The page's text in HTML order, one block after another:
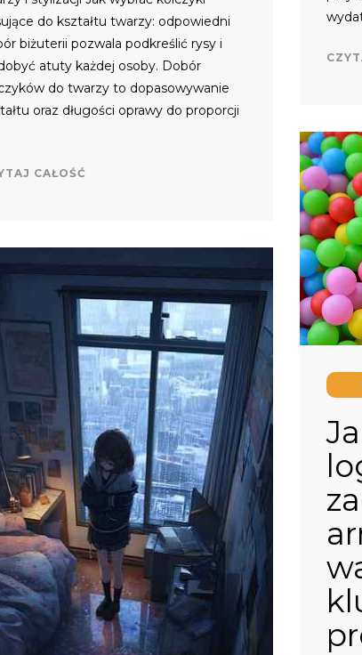
do kształtu twarzy: odpowiedni
biżuterii pozwala podkreślić rysy i
atuty każdej osoby. Dobór
do twarzy to dopasowywanie
oraz długości oprawy do proporcji
CAŁOŚĆ